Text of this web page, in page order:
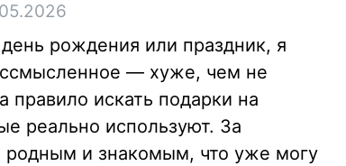
рождения или праздник, я
— хуже, чем не
правило искать подарки на
реально используют. За
родным и знакомым, что уже могу